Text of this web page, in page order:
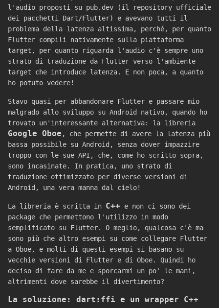
l'audio proposti su pub.dev (il repository ufficiale
dei pacchetti Dart/Flutter) e avevano tutti il
problema della latenza altissima, perché, per quanto
Flutter compili nativamente sulla piattaforma
target, per quanto riguarda l'audio c'è sempre uno
strato di traduzione da Flutter verso l'ambiente
target che introduce latenza. E non poca, a quanto
ho potuto vedere!
Stavo quasi per abbandonare Flutter e passare mio
malgrado allo sviluppo su Android nativo, quando ho
trovato un'interessante alternativa: la libreria
Google Oboe , che permette di avere la latenza più
bassa possibile su Android, senza dover impazzire
troppo con le sue API, che, come ho scritto sopra,
sono incasinate. In pratica, uno strato di
traduzione ottimizzato per diverse versioni di
Android, una vera manna dal cielo!
La libreria è scritta in C++ e non ci sono dei
package che permettono l'utilizzo in modo
semplificato su Flutter. O meglio, qualcosa c'è ma
sono più che altro esempi su come collegare Flutter
a Oboe, e molti di questi esempi si basano su
vecchie versioni di Flutter e di Oboe. Quindi ho
deciso di fare da me e sporcarmi un po' le mani,
altrimenti dove sarebbe il divertimento?
La soluzione: dart:ffi e un wrapper C++